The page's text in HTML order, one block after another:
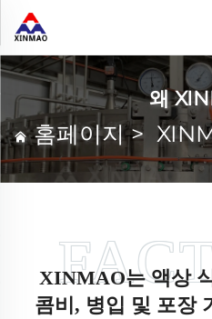
왜
홈페이지>
XINMAO는 액상
콤비, 병입 및 포장